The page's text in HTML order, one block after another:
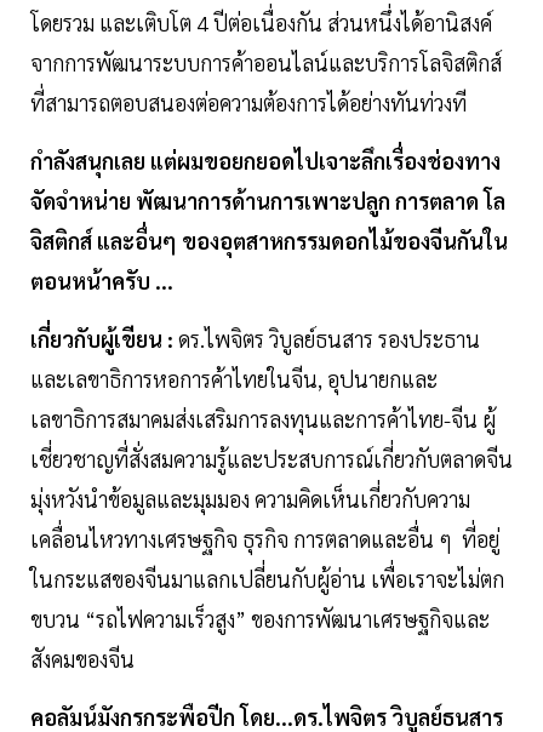
โดยรวม และเติบโต 4 ปีต่อเนื่องกัน ส่วนหนึ่งได้อานิสงค์
จากการพัฒนาระบบการค้าออนไลน์และบริการโลจิสติกส์
ที่สามารถตอบสนองต่อความต้องการได้อย่างทันท่วงที
กำลังสนุกเลย แต่ผมขอยกยอดไปเจาะลึกเรื่องช่องทาง
จัดจำหน่าย พัฒนาการด้านการเพาะปลูก การตลาด โล
จิสติกส์ และอื่นๆ ของอุตสาหกรรมดอกไม้ของจีนกันใน
ตอนหน้าครับ ...
เกี่ยวกับผู้เขียน : ดร.ไพจิตร วิบูลย์ธนสาร รองประธาน
และเลขาธิการหอการค้าไทยในจีน, อุปนายกและ
เลขาธิการสมาคมส่งเสริมการลงทุนและการค้าไทย-จีน ผู้
เชี่ยวชาญที่สั่งสมความรู้และประสบการณ์เกี่ยวกับตลาดจีน
มุ่งหวังนำข้อมูลและมุมมอง ความคิดเห็นเกี่ยวกับความ
เคลื่อนไหวทางเศรษฐกิจ ธุรกิจ การตลาดและอื่น ๆ ที่อยู่
ในกระแสของจีนมาแลกเปลี่ยนกับผู้อ่าน เพื่อเราจะไม่ตก
ขบวน “รถไฟความเร็วสูง” ของการพัฒนาเศรษฐกิจและ
สังคมของจีน
คอลัมน์มังกรกระพือปีก โดย...ดร.ไพจิตร วิบูลย์ธนสาร